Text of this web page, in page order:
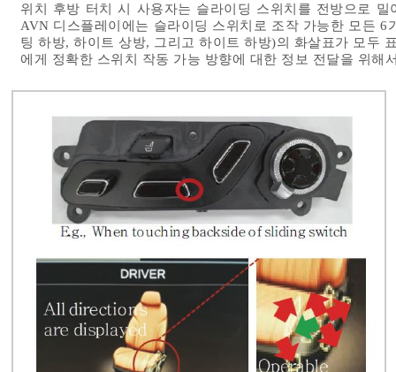
위치 후방 터치 시 사용자는 슬라이딩 스위치를 전방으로
AVN 디스플레이에는 슬라이딩 스위치로 조작 가능한 모든
팅 하방, 하이트 상방, 그리고 하이트 하방)의 화살표가 모두
에게 정확한 스위치 작동 가능 방향에 대한 정보 전달을 위해